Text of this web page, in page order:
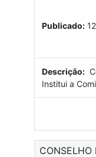
Publicado:
Descrição:
Institui a